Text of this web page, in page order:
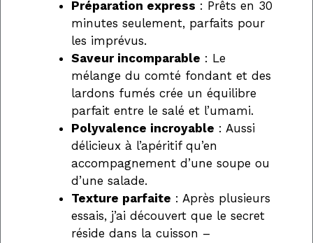
Préparation express : Prêts en 30
minutes seulement, parfaits pour
les imprévus.
Saveur incomparable : Le
mélange du comté fondant et des
lardons fumés crée un équilibre
parfait entre le salé et l’umami.
Polyvalence incroyable : Aussi
délicieux à l’apéritif qu’en
accompagnement d’une soupe ou
d’une salade.
Texture parfaite : Après plusieurs
essais, j’ai découvert que le secret
réside dans la cuisson –